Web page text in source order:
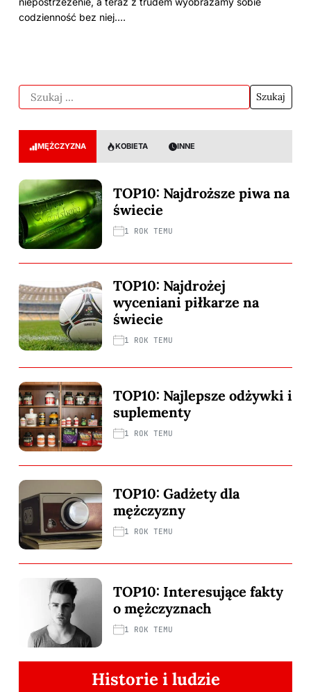
codzienność bez niej.…
MĘŻCZYZNA KOBIETA INNE
TOP10: Najdroższe piwa na
świecie
1 ROK TEMU
TOP10: Najdrożej
wyceniani piłkarze na
świecie
1 ROK TEMU
TOP10: Najlepsze odżywki i
suplementy
1 ROK TEMU
TOP10: Gadżety dla
mężczyzny
1 ROK TEMU
TOP10: Interesujące fakty
o mężczyznach
1 ROK TEMU
Historie i ludzie